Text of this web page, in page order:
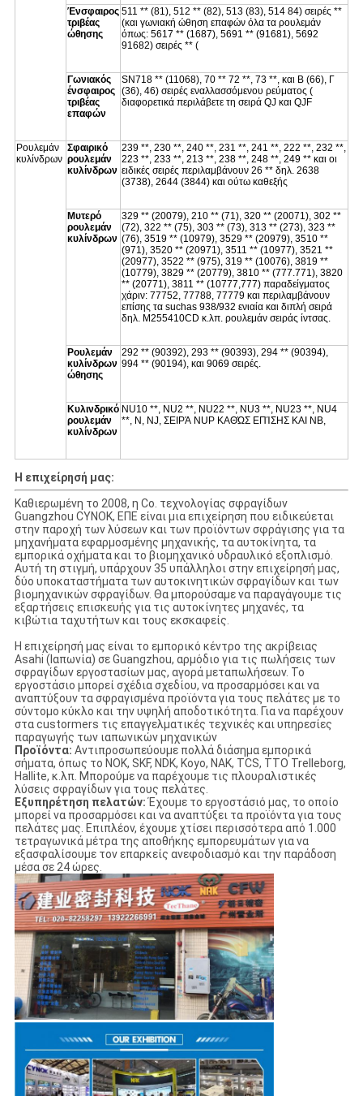
Ένσφαιρος
τριβέας
ώθησης
511 ** (81), 512 ** (82), 513 (83), 514 84) σειρές **
(και γωνιακή ώθηση επαφών όλα τα ρουλεμάν
όπως: 5617 ** (1687), 5691 ** (91681), 5692
91682) σειρές ** (
Γωνιακός
ένσφαιρος
τριβέας
επαφών
SN718 ** (11068), 70 ** 72 **, 73 **, και Β (66), Γ
(36), 46) σειρές εναλλασσόμενου ρεύματος (
διαφορετικά περιλάβετε τη σειρά QJ και QJF
Ρουλεμάν
κυλίνδρων
Σφαιρικό
ρουλεμάν
κυλίνδρων
239 **, 230 **, 240 **, 231 **, 241 **, 222 **, 232 **,
223 **, 233 **, 213 **, 238 **, 248 **, 249 ** και οι
ειδικές σειρές περιλαμβάνουν 26 ** δηλ. 2638
(3738), 2644 (3844) και ούτω καθεξής
Μυτερό
ρουλεμάν
κυλίνδρων
329 ** (20079), 210 ** (71), 320 ** (20071), 302 **
(72), 322 ** (75), 303 ** (73), 313 ** (273), 323 **
(76), 3519 ** (10979), 3529 ** (20979), 3510 **
(971), 3520 ** (20971), 3511 ** (10977), 3521 **
(20977), 3522 ** (975), 319 ** (10076), 3819 **
(10779), 3829 ** (20779), 3810 ** (777.771), 3820
** (20771), 3811 ** (10777,777) παραδείγματος
χάριν: 77752, 77788, 77779 και περιλαμβάνουν
επίσης τα suchas 938/932 ενιαία και διπλή σειρά
δηλ. M255410CD κ.λπ. ρουλεμάν σειράς ίντσας.
Ρουλεμάν
κυλίνδρων
ώθησης
292 ** (90392), 293 ** (90393), 294 ** (90394),
994 ** (90194), και 9069 σειρές.
Κυλινδρικό
ρουλεμάν
κυλίνδρων
NU10 **, NU2 **, NU22 **, NU3 **, NU23 **, NU4
**, Ν, NJ, ΣΕΙΡΆ NUP ΚΑΘΏΣ ΕΠΊΣΗΣ ΚΑΙ NB,
Η επιχείρησή μας:
Καθιερωμένη το 2008, η Co. τεχνολογίας σφραγίδων
Guangzhou CYNOK, ΕΠΕ είναι μια επιχείρηση που ειδικεύεται
στην παροχή των λύσεων και των προϊόντων σφράγισης για τα
μηχανήματα εφαρμοσμένης μηχανικής, τα αυτοκίνητα, τα
εμπορικά οχήματα και το βιομηχανικό υδραυλικό εξοπλισμό.
Αυτή τη στιγμή, υπάρχουν 35 υπάλληλοι στην επιχείρησή μας,
δύο υποκαταστήματα των αυτοκινητικών σφραγίδων και των
βιομηχανικών σφραγίδων. Θα μπορούσαμε να παραγάγουμε τις
εξαρτήσεις επισκευής για τις αυτοκίνητες μηχανές, τα
κιβώτια ταχυτήτων και τους εκσκαφείς.
Η επιχείρησή μας είναι το εμπορικό κέντρο της ακρίβειας
Asahi (Ιαπωνία) σε Guangzhou, αρμόδιο για τις πωλήσεις των
σφραγίδων εργοστασίων μας, αγορά μεταπωλήσεων. Το
εργοστάσιο μπορεί σχέδια σχεδίου, να προσαρμόσει και να
αναπτύξουν τα σφραγισμένα προϊόντα για τους πελάτες με το
σύντομο κύκλο και την υψηλή αποδοτικότητα. Για να παρέχουν
στα custormers τις επαγγελματικές τεχνικές και υπηρεσίες
παραγωγής των ιαπωνικών μηχανικών
Προϊόντα: Αντιπροσωπεύουμε πολλά διάσημα εμπορικά
σήματα, όπως το NOK, SKF, NDK, Koyo, NAK, TCS, TTO Trelleborg,
Hallite, κ.λπ. Μπορούμε να παρέχουμε τις πλουραλιστικές
λύσεις σφραγίδων για τους πελάτες.
Εξυπηρέτηση πελατών:Έχουμε το εργοστάσιό μας, το οποίο
μπορεί να προσαρμόσει και να αναπτύξει τα προϊόντα για τους
πελάτες μας. Επιπλέον, έχουμε χτίσει περισσότερα από 1.000
τετραγωνικά μέτρα της αποθήκης εμπορευμάτων για να
εξασφαλίσουμε τον επαρκείς ανεφοδιασμό και την παράδοση
μέσα σε 24 ώρες.